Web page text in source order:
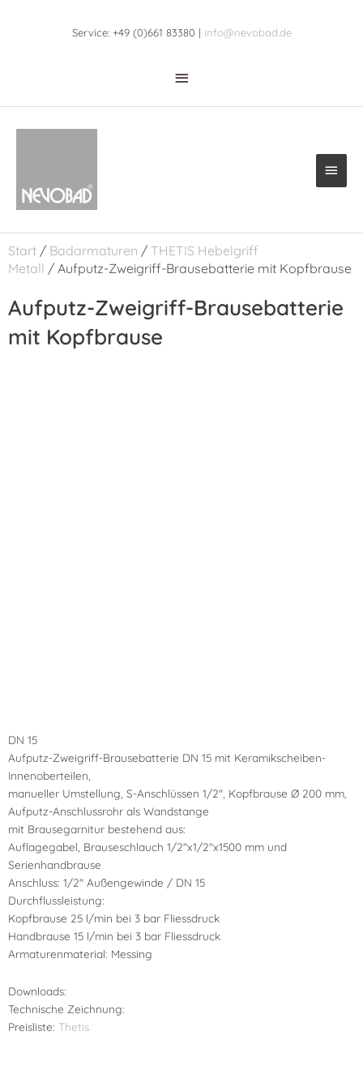
Service: +49 (0)661 83380 | info@nevobad.de
Header
Start / Badarmaturen / THETIS Hebelgriff
Metall / Aufputz-Zweigriff-Brausebatterie mit Kopfbrause
Aufputz-Zweigriff-Brausebatterie
mit Kopfbrause
DN 15
Aufputz-Zweigriff-Brausebatterie DN 15 mit Keramikscheiben-
Innenoberteilen,
manueller Umstellung, S-Anschlüssen 1/2″, Kopfbrause Ø 200 mm,
Aufputz-Anschlussrohr als Wandstange
mit Brausegarnitur bestehend aus:
Auflagegabel, Brauseschlauch 1/2″x1/2″x1500 mm und
Serienhandbrause
Anschluss: 1/2″ Außengewinde / DN 15
Durchflussleistung:
Kopfbrause 25 l/min bei 3 bar Fliessdruck
Handbrause 15 l/min bei 3 bar Fliessdruck
Armaturenmaterial: Messing
Downloads:
Technische Zeichnung:
Preisliste: Thetis